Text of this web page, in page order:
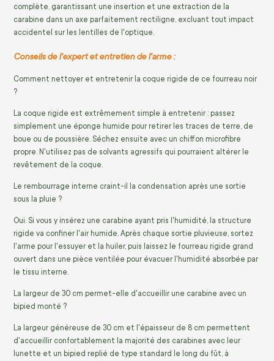
complète, garantissant une insertion et une extraction de la
carabine dans un axe parfaitement rectiligne, excluant tout impact
accidentel sur les lentilles de l'optique.
Conseils de l'expert et entretien de l'arme :
Comment nettoyer et entretenir la coque rigide de ce fourreau noir
?
La coque rigide est extrêmement simple à entretenir : passez
simplement une éponge humide pour retirer les traces de terre, de
boue ou de poussière. Séchez ensuite avec un chiffon microfibre
propre. N'utilisez pas de solvants agressifs qui pourraient altérer le
revêtement de la coque.
Le rembourrage interne craint-il la condensation après une sortie
sous la pluie ?
Oui. Si vous y insérez une carabine ayant pris l'humidité, la structure
rigide va confiner l'air humide. Après chaque sortie pluvieuse, sortez
l'arme pour l'essuyer et la huiler, puis laissez le fourreau rigide grand
ouvert dans une pièce ventilée pour évacuer l'humidité absorbée par
le tissu interne.
La largeur de 30 cm permet-elle d'accueillir une carabine avec un
bipied monté ?
La largeur généreuse de 30 cm et l'épaisseur de 8 cm permettent
d'accueillir confortablement la majorité des carabines avec leur
lunette et un bipied replié de type standard le long du fût, à